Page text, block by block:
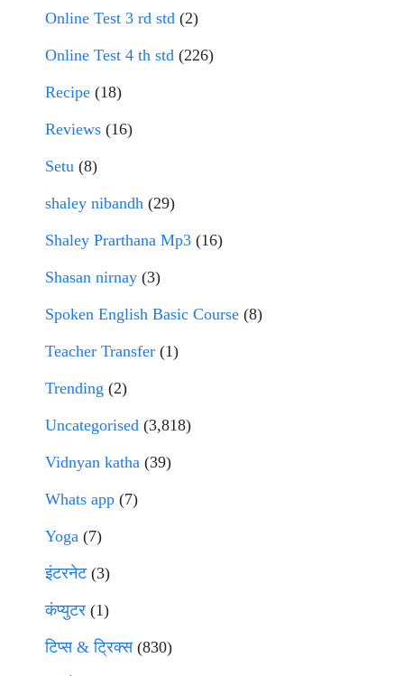
Online Test 3 rd std (2)
Online Test 4 th std (226)
Recipe (18)
Reviews (16)
Setu (8)
shaley nibandh (29)
Shaley Prarthana Mp3 (16)
Shasan nirnay (3)
Spoken English Basic Course (8)
Teacher Transfer (1)
Trending (2)
Uncategorised (3,818)
Vidnyan katha (39)
Whats app (7)
Yoga (7)
इंटरनेट(3)
कंप्युटर (1)
टिप्स & ट्रिक्स(830)